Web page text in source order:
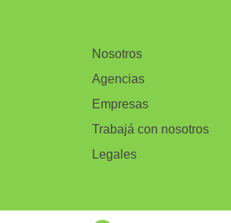
Nosotros
Agencias
Empresas
Trabajá con nosotros
Legales